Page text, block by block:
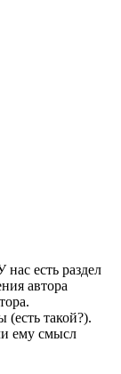
есть раздел
автора
(есть такой?).
ему смысл